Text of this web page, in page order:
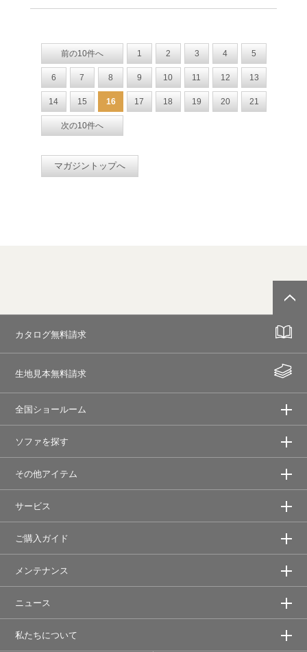
前の10件へ 1 2 3 4 5
6 7 8 9 10 11 12 13
14 15 16 17 18 19 20 21
次の10件へ
マガジントップへ
カタログ無料請求
生地見本無料請求
全国ショールーム
ソファを探す
その他アイテム
サービス
ご購入ガイド
メンテナンス
ニュース
私たちについて